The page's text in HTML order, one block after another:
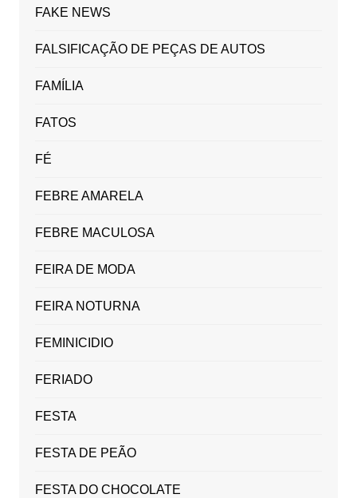
FAKE NEWS
FALSIFICAÇÃO DE PEÇAS DE AUTOS
FAMÍLIA
FATOS
FÉ
FEBRE AMARELA
FEBRE MACULOSA
FEIRA DE MODA
FEIRA NOTURNA
FEMINICIDIO
FERIADO
FESTA
FESTA DE PEÃO
FESTA DO CHOCOLATE